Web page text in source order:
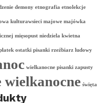
demony etnografia etnolekcje
kulturawsieci majowe majówka
mięsopust niedziela kwietna
ostatki pisanki rzeźbiarz ludowy
wielkanocne pisanki zapusty
wielkanocne święta